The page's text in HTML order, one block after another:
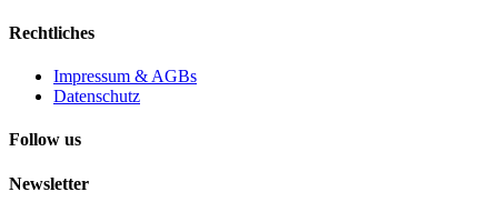
Rechtliches
Impressum & AGBs
Datenschutz
Follow us
Newsletter